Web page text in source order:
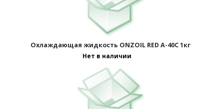
Охлаждающая жидкость ONZOIL RED A-40C 1кг
Нет в наличии